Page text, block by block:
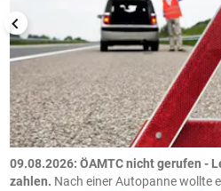
09.08.2026: ÖAMTC nicht gerufen -
zahlen. Nach einer Autopanne wollte